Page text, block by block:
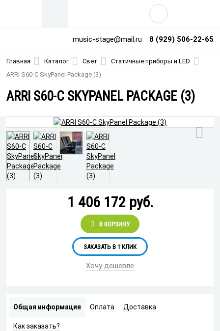
8 (929) 506-22-65
music-stage@mail.ru
новое световое, звуковое, видео оборудование, сцена и подвес.
Консультирование, продажа и поиск предложений под заказ.
собственников.
Есть оборудование на продажу?
Не нашли, что искали?
Главная Каталог Свет
Статичные приборы и LED
ARRI S60-C SkyPanel Package (3)
ARRI S60-C SKYPANEL PACKAGE (3)
Общая информация Оплата Доставка
Как заказать?
1 406 172руб.
В КОРЗИНУ
ЗАКАЗАТЬ В 1 КЛИК
Хочу дешевле